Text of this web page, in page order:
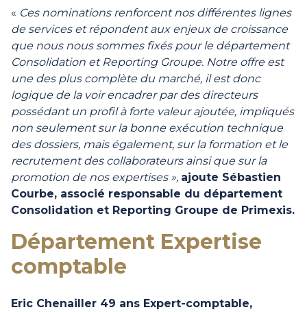
« Ces nominations renforcent nos différentes lignes
de services et répondent aux enjeux de croissance
que nous nous sommes fixés pour le département
Consolidation et Reporting Groupe. Notre offre est
une des plus complète du marché, il est donc
logique de la voir encadrer par des directeurs
possédant un profil à forte valeur ajoutée, impliqués
non seulement sur la bonne exécution technique
des dossiers, mais également, sur la formation et le
recrutement des collaborateurs ainsi que sur la
promotion de nos expertises », ajoute Sébastien
Courbe, associé responsable du département
Consolidation et Reporting Groupe de Primexis.
Département Expertise
comptable
Eric Chenailler 49 ans Expert-comptable,